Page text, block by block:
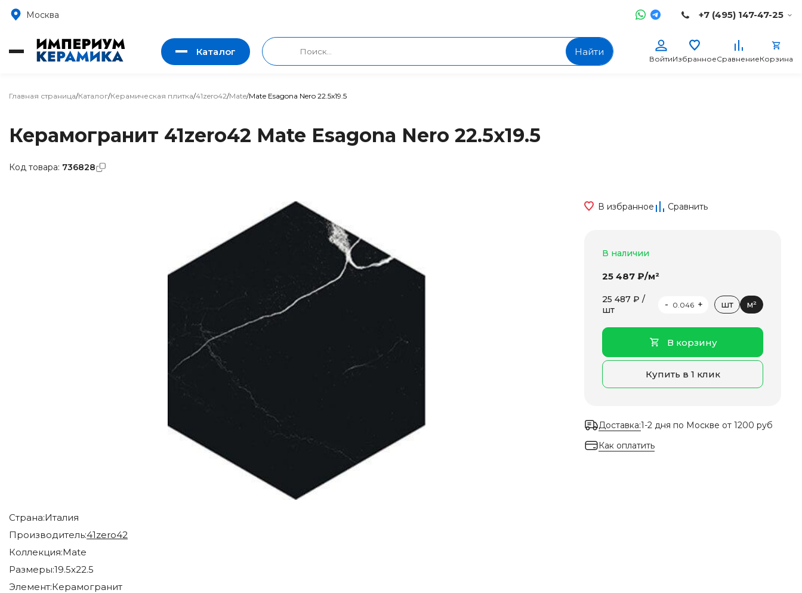
Москва +7 (495) 147-47-25
Каталог Найти
ВойтиИзбранноеСравнениеКорзина
Главная страница/Каталог/Керамическая плитка/41zero42/Mate/Mate Esagona Nero 22.5x19.5
Керамогранит 41zero42 Mate Esagona Nero 22.5x19.5
Страна:Италия
Производитель:41zero42
Коллекция:Mate
Размеры:19.5x22.5
Элемент:Керамогранит
В избранное Сравнить
В наличии
25 487 ₽/м²
25 487 ₽ /
шт
- + шт м²
В корзину
Купить в 1 клик
Доставка:1-2 дня по Москве от 1200 руб
Как оплатить
Код товара: 736828